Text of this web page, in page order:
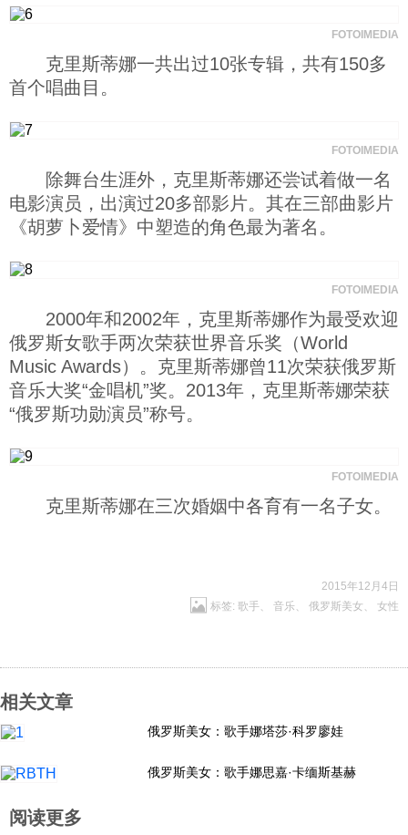
FOTOIMEDIA
克里斯蒂娜一共出过10张专辑，共有150多
首个唱曲目。
FOTOIMEDIA
除舞台生涯外，克里斯蒂娜还尝试着做一名
电影演员，出演过20多部影片。其在三部曲影片
《胡萝卜爱情》中塑造的角色最为著名。
FOTOIMEDIA
2000年和2002年，克里斯蒂娜作为最受欢迎
俄罗斯女歌手两次荣获世界音乐奖（World
Music Awards）。克里斯蒂娜曾11次荣获俄罗斯
音乐大奖“金唱机”奖。2013年，克里斯蒂娜荣获
“俄罗斯功勋演员”称号。
FOTOIMEDIA
克里斯蒂娜在三次婚姻中各育有一名子女。
2015年12月4日
标签: 歌手、 音乐 、 俄罗斯美女 、 女性
相关文章
俄罗斯美女：歌手娜塔莎·科罗廖娃
俄罗斯美女：歌手娜思嘉·卡缅斯基赫
阅读更多